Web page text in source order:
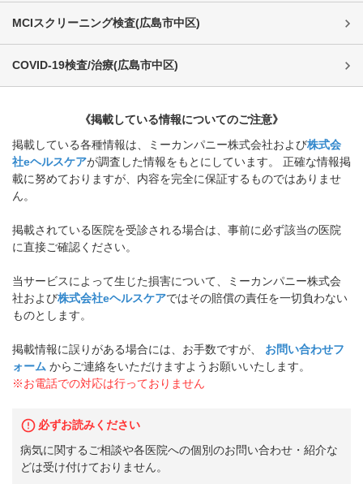
MCIスクリーニング検査(広島市中区)
COVID-19検査/治療(広島市中区)
《掲載している情報についてのご注意》
掲載している各種情報は、ミーカンパニー株式会社および株式会
社eヘルスケアが調査した情報をもとにしています。 正確な情報掲
載に努めておりますが、内容を完全に保証するものではありませ
ん。
掲載されている医院を受診される場合は、事前に必ず該当の医院
に直接ご確認ください。
当サービスによって生じた損害について、ミーカンパニー株式会
社および株式会社eヘルスケアではその賠償の責任を一切負わない
ものとします。
掲載情報に誤りがある場合には、お手数ですが、
お問い合わせフ
ォーム からご連絡をいただけますようお願いいたします。
※お電話での対応は行っておりません
必ずお読みください
病気に関するご相談や各医院への個別のお問い合わせ・紹介な
どは受け付けておりません。